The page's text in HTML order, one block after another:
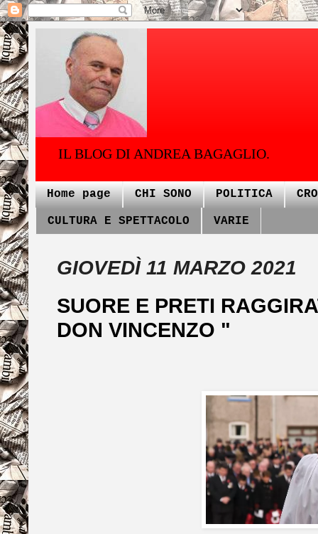
IL BLOG DI ANDREA BAGAGLIO.
Home page CHI SONO POLITICA
CULTURA E SPETTACOLO VARIE
GIOVEDÌ 11 MARZO 2021
SUORE E PRETI
DON VINCENZO "